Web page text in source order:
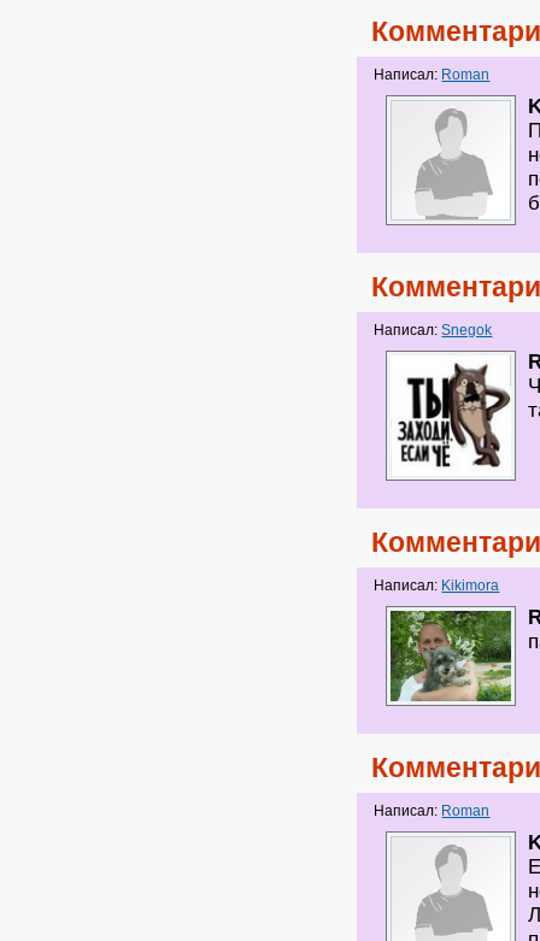
Написал: Roman
Написал:Snegok
Написал: Kikimora
Написал: Roman